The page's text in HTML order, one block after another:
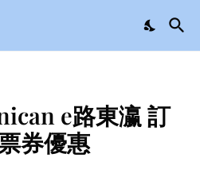
e路東瀛 訂
券優惠